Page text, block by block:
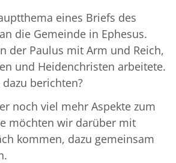
eines Briefs des
die Gemeinde in Ephesus.
der Paulus mit Arm und Reich,
und Heidenchristen arbeitete.
berichten?
noch viel mehr Aspekte zum
möchten wir darüber mit
kommen, dazu gemeinsam